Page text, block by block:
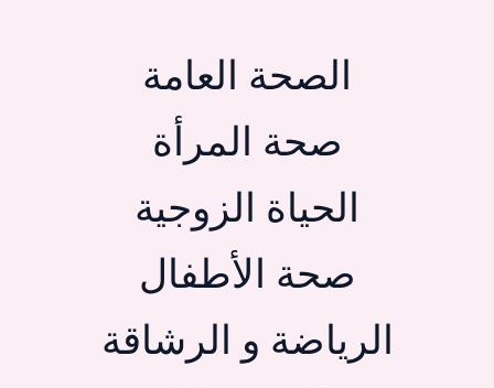
الصحة العامة
صحة المرأة
الحياة الزوجية
صحة الأطفال
الرياضة و الرشاقة